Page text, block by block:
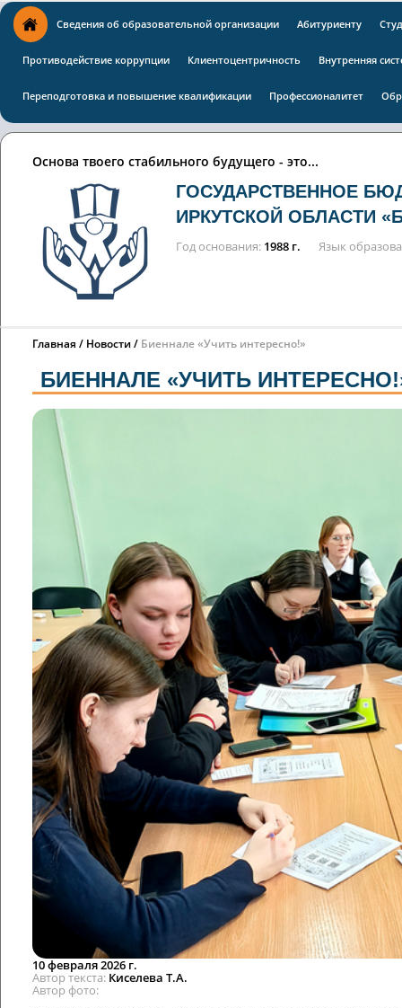
Сведения об образовательной организации Абитуриенту
Противодействие коррупции Клиентоцентричность Внутренняя
Переподготовка и повышение квалификации Профессионалитет
Основа твоего стабильного будущего - это...
ГОСУДАРСТВЕННОЕ
ИРКУТСКОЙ ОБЛАСТИ
Год основания 1988 г. Язык
Главная Новости Биеннале «Учить интересно!»
БИЕННАЛЕ «УЧИТЬ
10 февраля 2026 г.
Автор текста Киселева Т.А.
Автор фото